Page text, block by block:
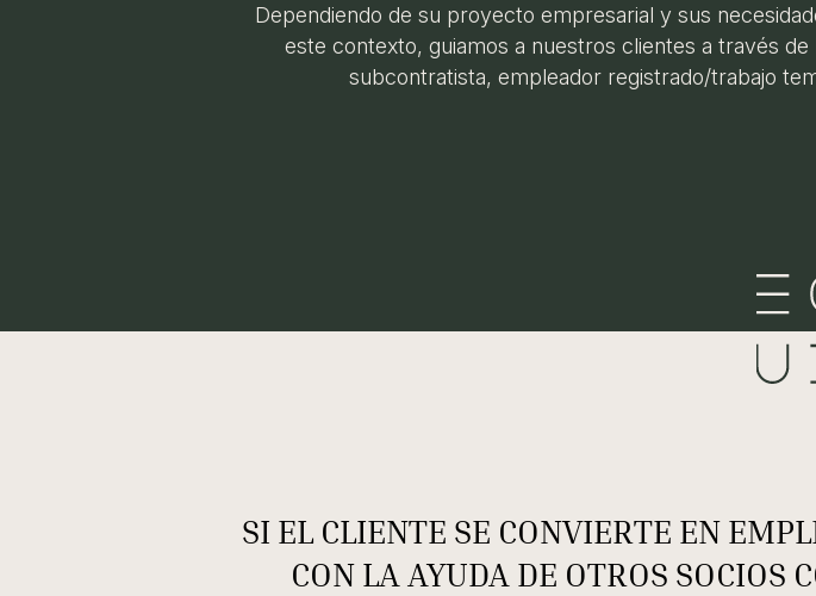
Dependiendo de su proyecto empresarial y sus
este contexto, guiamos a nuestros clientes a través
subcontratista, empleador registrado/trabajo
SI EL CLIENTE SE CONVIERTE EN
CON LA AYUDA DE OTROS SOCIOS